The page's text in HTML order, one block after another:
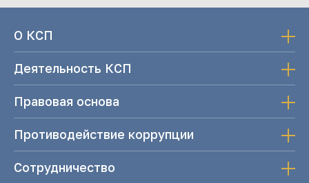
О КСП
Деятельность КСП
Правовая основа
Противодействие коррупции
Сотрудничество